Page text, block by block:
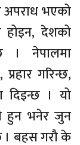
अपराध भएको
होइन, देशको
। नेपालमा
गरिन्छ,
दिइन्छ । यो
हुन भनेर जुन
। बहस गरौ के